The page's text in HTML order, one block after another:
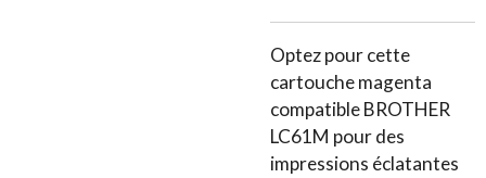
Optez pour cette
cartouche magenta
compatible BROTHER
LC61M pour des
impressions éclatantes